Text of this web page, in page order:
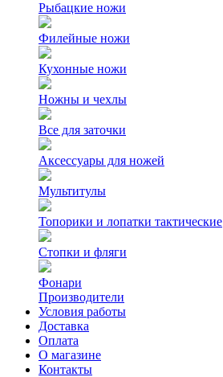
Рыбацкие ножи
Филейные ножи
Кухонные ножи
Ножны и чехлы
Все для заточки
Аксессуары для ножей
Мультитулы
Топорики и лопатки тактические
Стопки и фляги
Фонари
Производители
Условия работы
Доставка
Оплата
О магазине
Контакты